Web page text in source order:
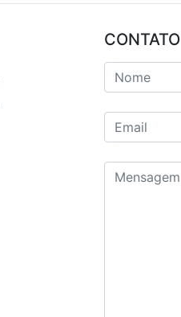
CONTATO